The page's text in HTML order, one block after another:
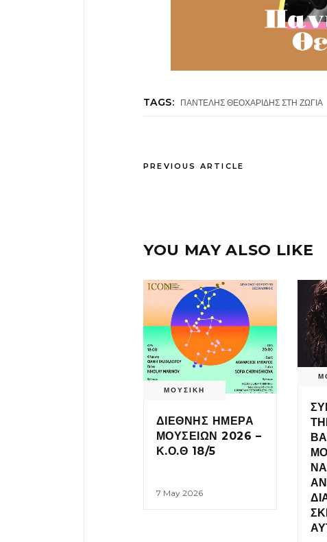
TAGS: ΠΑΝΤΕΛΗΣ ΘΕΟΧΑΡΙΔΗΣ ΣΤΗ ΖΩΓΙΑ
PREVIOUS ARTICLE
YOU MAY ALSO LIKE
ΜΟΥΣΙΚΗ
ΔΙΕΘΝΗΣ ΗΜΕΡΑ
ΜΟΥΣΕΙΩΝ 2026 –
Κ.Ο.Θ 18/5
7 May 2026